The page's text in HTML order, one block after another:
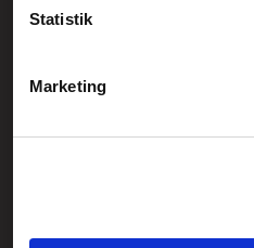
Statistik
Marketing
Generelle henvendelser:
Service- og
Kundecenter